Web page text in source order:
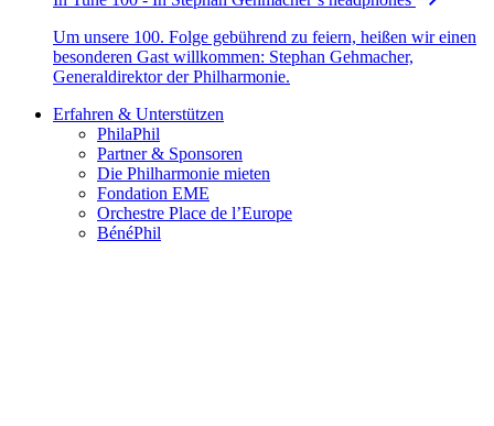
Um unsere 100. Folge gebührend zu feiern, heißen wir einen
besonderen Gast willkommen: Stephan Gehmacher,
Generaldirektor der Philharmonie.
Erfahren & Unterstützen
PhilaPhil
Partner & Sponsoren
Die Philharmonie mieten
Fondation EME
Orchestre Place de l’Europe
BénéPhil